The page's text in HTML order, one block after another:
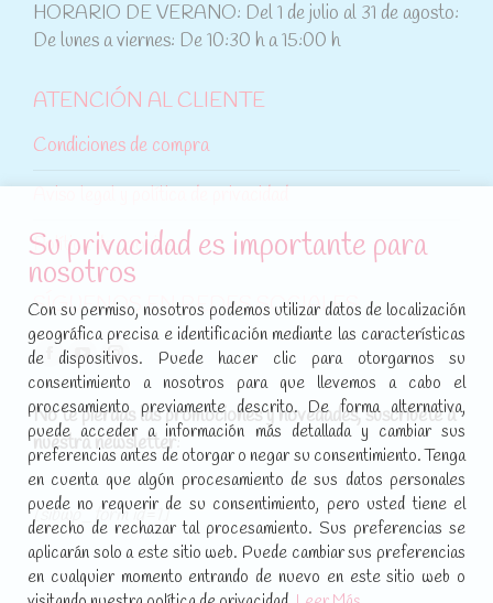
HORARIO DE VERANO: Del 1 de julio al 31 de agosto:
De lunes a viernes: De 10:30 h a 15:00 h
ATENCIÓN AL CLIENTE
Condiciones de compra
Política de cookies
SÍGUENOS EN REDES SOCIALES
Encuéntranos en:
Facebook
page
opens
in
new
window
YouTube
page
opens
in
new
window
Instagram
page
opens
in
new
window
No te pierdas las promociones y novedades, suscríbete a
nuestra newsletter:
[sibwp_form id=1]
Su privacidad es importante para
nosotros
Con su permiso, nosotros podemos utilizar datos de localización
geográfica precisa e identificación mediante las características
de dispositivos. Puede hacer clic para otorgarnos su
consentimiento a nosotros para que llevemos a cabo el
procesamiento previamente descrito. De forma alternativa,
puede acceder a información más detallada y cambiar sus
preferencias antes de otorgar o negar su consentimiento. Tenga
en cuenta que algún procesamiento de sus datos personales
puede no requerir de su consentimiento, pero usted tiene el
derecho de rechazar tal procesamiento. Sus preferencias se
aplicarán solo a este sitio web. Puede cambiar sus preferencias
en cualquier momento entrando de nuevo en este sitio web o